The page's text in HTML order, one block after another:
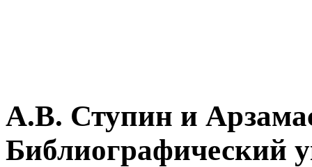
А.В. Ступин и
Библиографический